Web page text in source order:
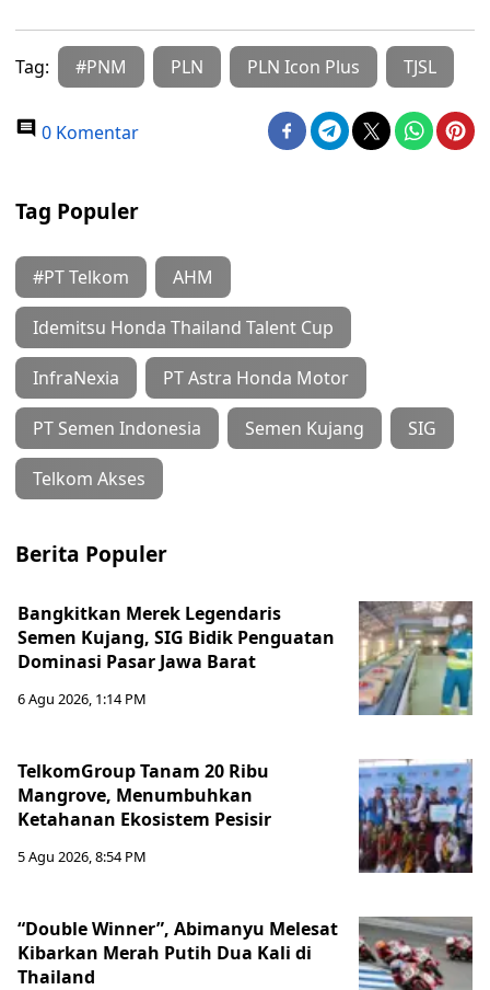
Tag: #PNM PLN PLN Icon Plus TJSL
0 Komentar
Tag Populer
#PT Telkom AHM
Idemitsu Honda Thailand Talent Cup
InfraNexia PT Astra Honda Motor
PT Semen Indonesia Semen Kujang SIG
Telkom Akses
Berita Populer
Bangkitkan Merek Legendaris
Semen Kujang, SIG Bidik Penguatan
Dominasi Pasar Jawa Barat
6 Agu 2026, 1:14 PM
TelkomGroup Tanam 20 Ribu
Mangrove, Menumbuhkan
Ketahanan Ekosistem Pesisir
5 Agu 2026, 8:54 PM
“Double Winner”, Abimanyu Melesat
Kibarkan Merah Putih Dua Kali di
Thailand